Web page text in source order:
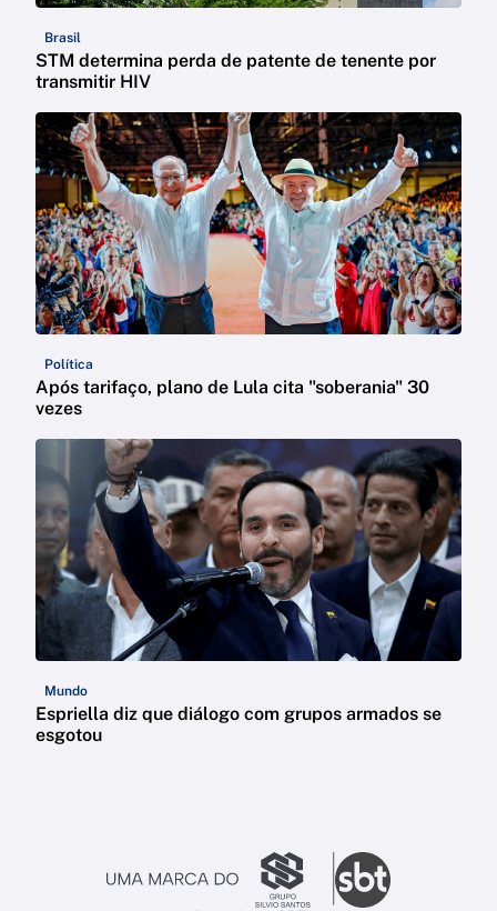
Brasil
STM determina perda de patente de tenente por
transmitir HIV
Política
Após tarifaço, plano de Lula cita "soberania" 30
vezes
Mundo
Espriella diz que diálogo com grupos armados se
esgotou